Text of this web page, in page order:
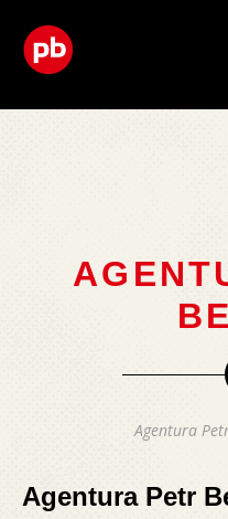
Agentura
Agentura Petr